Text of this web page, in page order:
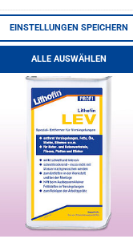
EINSTELLUNGEN SPEICHERN
ALLE AUSWÄHLEN